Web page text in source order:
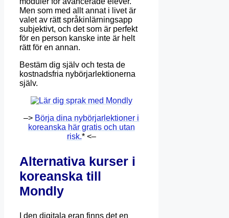
Men som med allt annat i livet är
valet av rätt språkinlärningsapp
subjektivt, och det som är perfekt
för en person kanske inte är helt
rätt för en annan.
Bestäm dig själv och testa de
kostnadsfria nybörjarlektionerna
själv.
–> Börja dina nybörjarlektioner i
koreanska här gratis och utan
risk.* <–
Alternativa kurser i
koreanska till
Mondly
I den digitala eran finns det en